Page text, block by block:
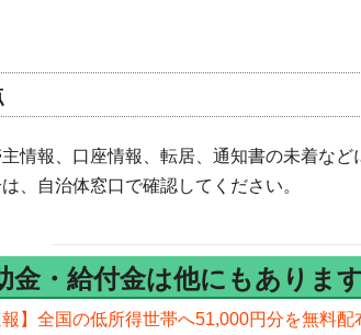
情報、口座情報、転居、通知書の未着な
、自治体窓口で確認してください。
金・給付金は他にもあります
報】全国の低所得世帯へ51,000円分を無料